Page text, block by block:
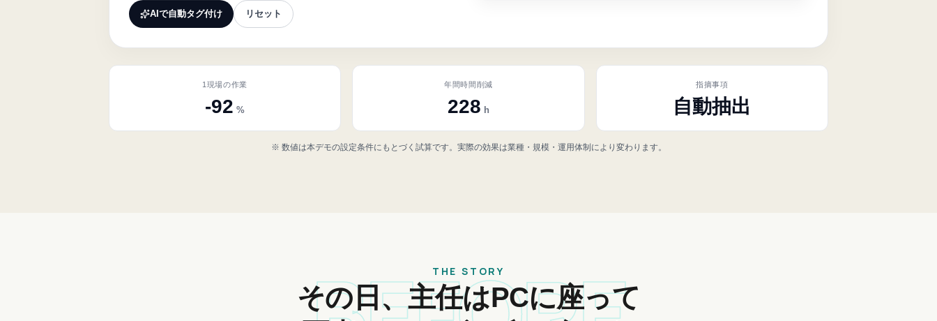
AIで自動タグ付け リセット
1現場の作業
-92 %
年間時間削減
228 h
指摘事項
自動抽出
※ 数値は本デモの設定条件にもとづく試算です。実際の効果は業種・規模・運用体制により変わります。
THE STORY
その日、主任はPCに座って